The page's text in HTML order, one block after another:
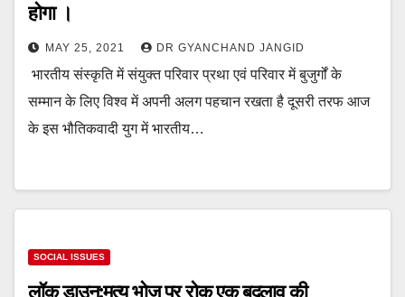
होगा ।
MAY 25, 2021 DR GYANCHAND JANGID
भारतीय संस्कृति में संयुक्त परिवार प्रथा एवं परिवार में बुजुर्गों के
सम्मान के लिए विश्व में अपनी अलग पहचान रखता है दूसरी तरफ आज
के इस भौतिकवादी युग में भारतीय…
SOCIAL ISSUES
लॉक डाउन:मृत्यु भोज पर रोक एक बदलाव की